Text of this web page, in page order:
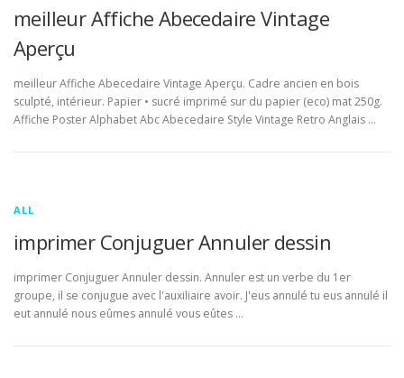
meilleur Affiche Abecedaire Vintage
Aperçu
meilleur Affiche Abecedaire Vintage Aperçu. Cadre ancien en bois
sculpté, intérieur. Papier • sucré imprimé sur du papier (eco) mat 250g.
Affiche Poster Alphabet Abc Abecedaire Style Vintage Retro Anglais …
ALL
imprimer Conjuguer Annuler dessin
imprimer Conjuguer Annuler dessin. Annuler est un verbe du 1er
groupe, il se conjugue avec l'auxiliaire avoir. J'eus annulé tu eus annulé il
eut annulé nous eûmes annulé vous eûtes …